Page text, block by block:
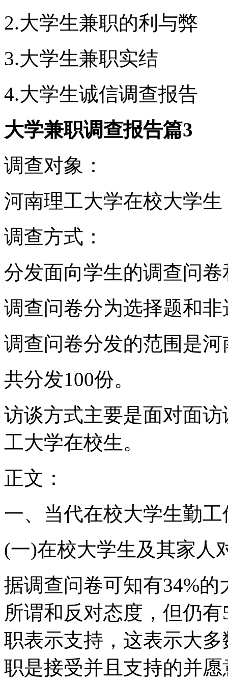
2.大学生兼职的利与弊
3.大学生兼职实结
4.大学生诚信调查报告
大学兼职调查报告篇3
调查对象：
河南理工大学在校大学生
调查方式：
分发面向学生的调查问
调查问卷分为选择题和
调查问卷分发的范围是
共分发100份。
访谈方式主要是面对面
工大学在校生。
正文：
一、当代在校大学生勤
(一)在校大学生及其家人
据调查问卷可知有34%
所谓和反对态度，但仍
职表示支持，这表示大
职是接受并且支持的并